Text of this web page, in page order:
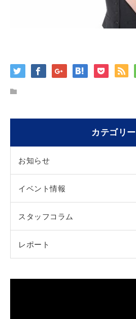
カテゴリー
お知らせ
イベント情報
スタッフコラム
レポート